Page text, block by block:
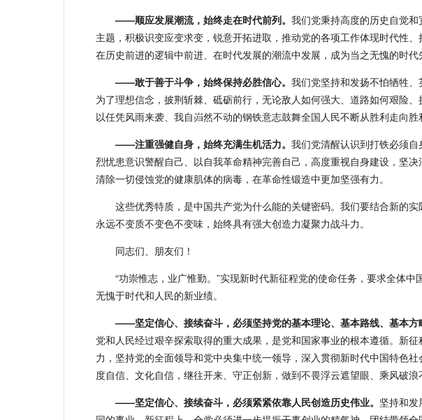
——顺应发展潮流，始终走在时代前列。 我们党秉持高度的历史自觉
主题，积极识变应变求变，锐意开拓进取，推动党的各项工作体现时代性
在历史前进的逻辑中前进、在时代发展的潮流中发展，成为当之无愧的时代
——敢于善于斗争，始终保持必胜信心。 我们党坚持和发扬不怕牺牲
为了理想信念，披荆斩棘、砥砺前行，无论敌人如何强大、道路如何艰险
以任凭风雨来袭、我自岿然不动的钢铁意志鼓舞全国人民不断从胜利走向胜
——注重强健自身，始终充满生机活力。 我们党清醒认识到打铁必须
烈忧患意识警醒自己、以自我革命精神完善自己，高度重视自身建设，坚决
清除一切侵蚀党的健康肌体的病毒，在革命性锻造中更加坚强有力。
这些优秀特质，是中国共产党为什么能的关键密码。我们要结合新的
永远不变质不变色不变味，始终具有强大创造力凝聚力战斗力。
同志们、朋友们！
“功崇惟志，业广惟勤。”实现新时代新征程党的使命任务，要求全体
无愧于时代和人民的新业绩。
——坚定信心、接续奋斗，必须坚持党的基本理论、基本路线、基本方
党和人民经过艰辛探索取得的重大成果，是党和国家事业的根本遵循。新
力，坚持党的全面领导和党中央集中统一领导，深入贯彻新时代中国特色
度自信、文化自信，继往开来、守正创新，做到不畏浮云遮望眼、乘风破浪
——坚定信心、接续奋斗，必须紧紧依靠人民创造历史伟业。 坚持和